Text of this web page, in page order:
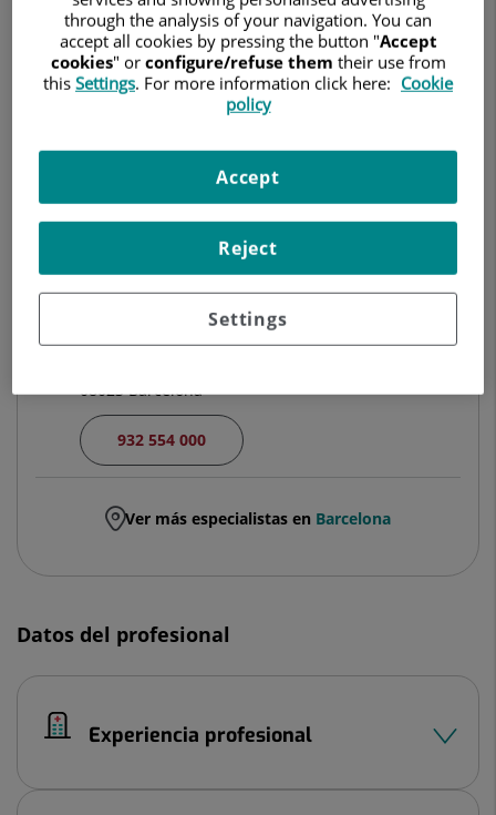
Pedir cita
Centro Médico Teknon
08022 Barcelona
Hospital Universitari Quirónsalud Barcelona
08023 Barcelona
932 554 000
Ver más especialistas en Barcelona
Datos del profesional
Experiencia profesional
through the analysis of your navigation. You can
accept all cookies by pressing the button "Accept
cookies" or configure/refuse them their use from
this Settings. For more information click here: Cookie
policy
Settings
Reject
Accept